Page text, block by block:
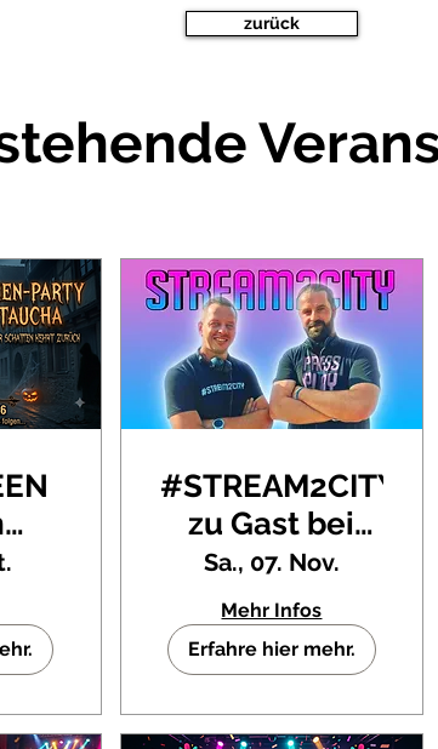
zurück
#STREAM2CITY
zu Gast bei
Freunden
Sa., 07. Nov.
Mehr Infos
Erfahre hier mehr.